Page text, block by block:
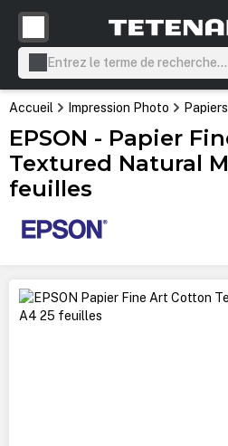
principal
Accueil Impression Photo
EPSON - Papier
Textured Natural
feuilles
Ignorer la galerie d'images